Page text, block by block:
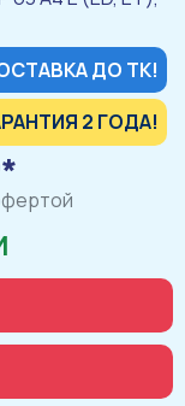
ДО ТК!
2 ГОДА!